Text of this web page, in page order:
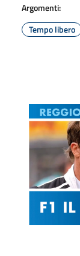
Argomenti:
Tempo libero